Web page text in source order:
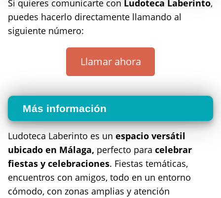
Si quieres comunicarte con Ludoteca Laberinto,
puedes hacerlo directamente llamando al
siguiente número:
Llamar ahora
Más información
Ludoteca Laberinto es un espacio versátil
ubicado en Málaga, perfecto para celebrar
fiestas y celebraciones. Fiestas temáticas,
encuentros con amigos, todo en un entorno
cómodo, con zonas amplias y atención